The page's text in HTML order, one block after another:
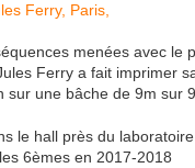
Ferry, Paris,
menées avec le
Ferry a fait imprimer
sur une bâche de 9m sur
le hall près du
6èmes en 2017-2018